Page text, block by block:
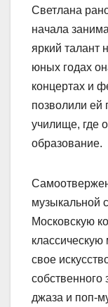
Светлана
начала
яркий талант
юных годах
концертах и
позволили ей
училище, где
образование.
музыкальной
Московскую
свое
собственного
джаза и поп-